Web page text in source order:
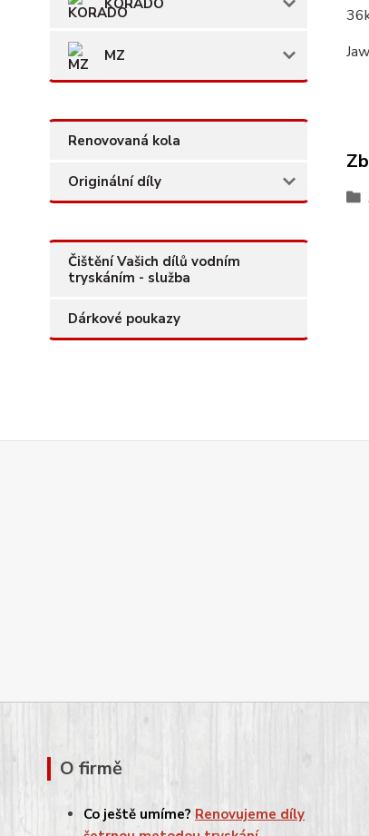
MZ
Renovovaná kola
Originální díly
Čištění Vašich dílů vodním
tryskáním - služba
Dárkové poukazy
O firmě
Co ještě umíme? Renovujeme díly